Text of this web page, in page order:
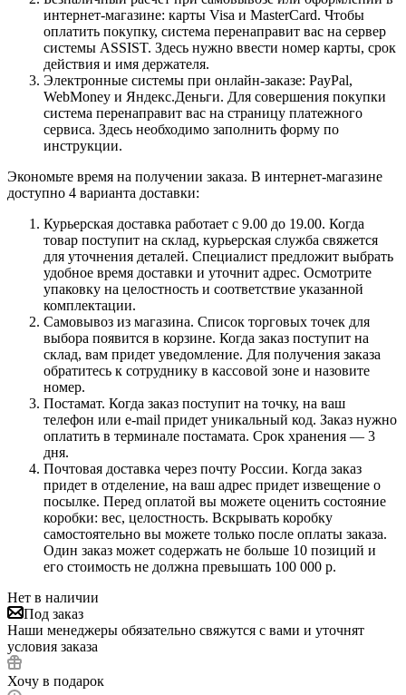
интернет-магазине: карты Visa и MasterCard. Чтобы
оплатить покупку, система перенаправит вас на сервер
системы ASSIST. Здесь нужно ввести номер карты, срок
действия и имя держателя.
Электронные системы при онлайн-заказе: PayPal,
WebMoney и Яндекс.Деньги. Для совершения покупки
система перенаправит вас на страницу платежного
сервиса. Здесь необходимо заполнить форму по
инструкции.
Экономьте время на получении заказа. В интернет-магазине
доступно 4 варианта доставки:
Курьерская доставка работает с 9.00 до 19.00. Когда
товар поступит на склад, курьерская служба свяжется
для уточнения деталей. Специалист предложит выбрать
удобное время доставки и уточнит адрес. Осмотрите
упаковку на целостность и соответствие указанной
комплектации.
Самовывоз из магазина. Список торговых точек для
выбора появится в корзине. Когда заказ поступит на
склад, вам придет уведомление. Для получения заказа
обратитесь к сотруднику в кассовой зоне и назовите
номер.
Постамат. Когда заказ поступит на точку, на ваш
телефон или e-mail придет уникальный код. Заказ нужно
оплатить в терминале постамата. Срок хранения — 3
дня.
Почтовая доставка через почту России. Когда заказ
придет в отделение, на ваш адрес придет извещение о
посылке. Перед оплатой вы можете оценить состояние
коробки: вес, целостность. Вскрывать коробку
самостоятельно вы можете только после оплаты заказа.
Один заказ может содержать не больше 10 позиций и
его стоимость не должна превышать 100 000 р.
Нет в наличии
Под заказ
Наши менеджеры обязательно свяжутся с вами и уточнят
условия заказа
Хочу в подарок